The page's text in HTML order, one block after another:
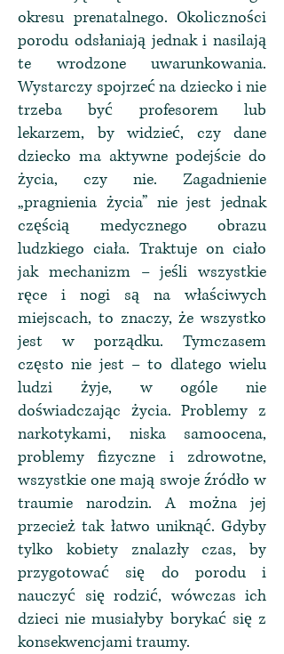
okresu prenatalnego. Okoliczności
porodu odsłaniają jednak i nasilają
te wrodzone uwarunkowania.
Wystarczy spojrzeć na dziecko i nie
trzeba być profesorem lub
lekarzem, by widzieć, czy dane
dziecko ma aktywne podejście do
życia, czy nie. Zagadnienie
„pragnienia życia” nie jest jednak
częścią medycznego obrazu
ludzkiego ciała. Traktuje on ciało
jak mechanizm – jeśli wszystkie
ręce i nogi są na właściwych
miejscach, to znaczy, że wszystko
jest w porządku. Tymczasem
często nie jest – to dlatego wielu
ludzi żyje, w ogóle nie
doświadczając życia. Problemy z
narkotykami, niska samoocena,
problemy fizyczne i zdrowotne,
wszystkie one mają swoje źródło w
traumie narodzin. A można jej
przecież tak łatwo uniknąć. Gdyby
tylko kobiety znalazły czas, by
przygotować się do porodu i
nauczyć się rodzić, wówczas ich
dzieci nie musiałyby borykać się z
konsekwencjami traumy.